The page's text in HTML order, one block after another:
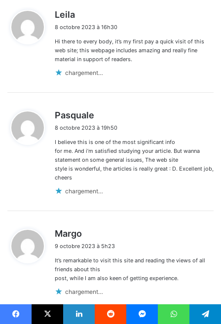
Leila
t
:
8 octobre 2023 à 16h30
Hi there to every body, it’s my first pay a quick visit of this
web site; this webpage includes amazing and really fine
material in support of readers.
chargement…
Pasquale
t
:
8 octobre 2023 à 19h50
I believe this is one of the most significant info
for me. And i’m satisfied studying your article. But wanna
statement on some general issues, The web site
style is wonderful, the articles is really great : D. Excellent job,
cheers
chargement…
Margo
t
:
9 octobre 2023 à 5h23
It’s remarkable to visit this site and reading the views of all
friends about this
post, while I am also keen of getting experience.
chargement…